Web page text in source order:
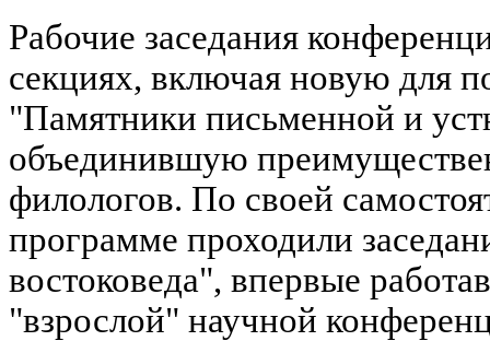
Рабочие заседания
секциях, включая новую для
"Памятники письменной и
объединившую
филологов. По своей
программе проходили
востоковеда", впервые
"взрослой" научной